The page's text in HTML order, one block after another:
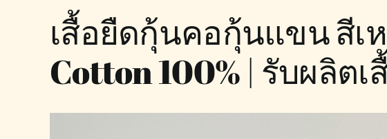
เสื้อยืดกุ้นคอกุ้นแขน สีเ
Cotton 100% | รับผลิตเ